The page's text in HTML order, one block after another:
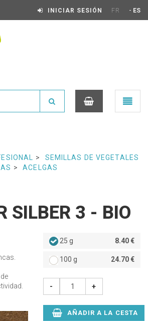
INICIAR SESIÓN FR - ES
Ouvrir
le
SEMILLAS DE VEGETALES
ACELGAS
SILBER 3 - BIO
25 g 8.40 €
100 g 24.70 €
- +
AÑADIR A LA CESTA